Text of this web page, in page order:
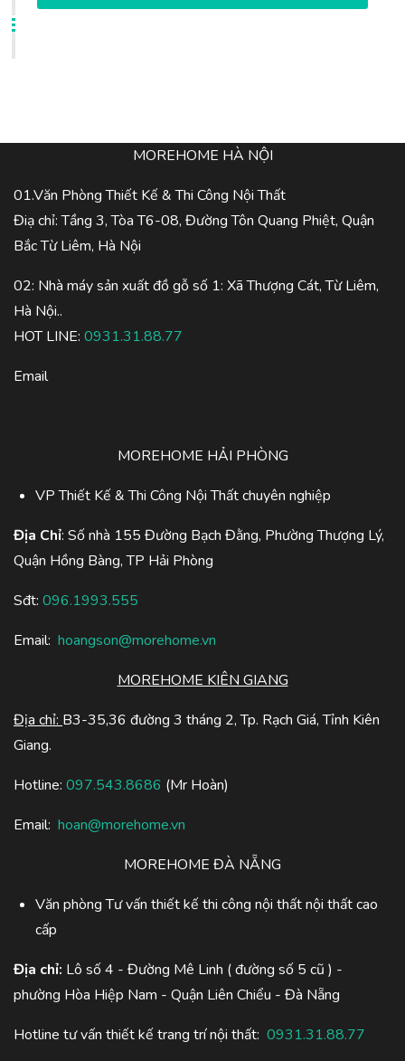
MOREHOME HÀ NỘI
01.Văn Phòng Thiết Kế & Thi Công Nội Thất
Điạ chỉ: Tầng 3, Tòa T6-08, Đường Tôn Quang Phiệt, Quận
Bắc Từ Liêm, Hà Nội
02: Nhà máy sản xuất đồ gỗ số 1: Xã Thượng Cát, Từ Liêm,
Hà Nội..
HOT LINE: 0931.31.88.77
Email
MOREHOME HẢI PHÒNG
VP Thiết Kế & Thi Công Nội Thất chuyên nghiệp
Địa Chỉ: Số nhà 155 Đường Bạch Đằng, Phường Thượng Lý,
Quận Hồng Bàng, TP Hải Phòng
Sđt: 096.1993.555
Email: hoangson@morehome.vn
MOREHOME KIÊN GIANG
Địa chỉ: B3-35,36 đường 3 tháng 2, Tp. Rạch Giá, Tỉnh Kiên
Giang.
Hotline: 097.543.8686 (Mr Hoàn)
Email: hoan@morehome.vn
MOREHOME ĐÀ NẴNG
Văn phòng Tư vấn thiết kế thi công nội thất nội thất cao
cấp
Địa chỉ: Lô số 4 - Đường Mê Linh ( đường số 5 cũ ) -
phường Hòa Hiệp Nam - Quận Liên Chiểu - Đà Nẵng
Hotline tư vấn thiết kế trang trí nội thất: 0931.31.88.77